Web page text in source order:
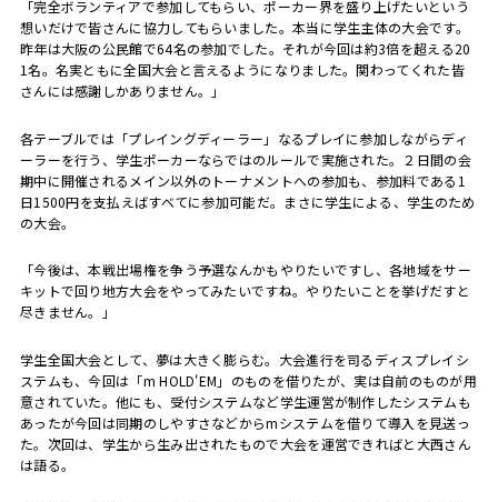
「完全ボランティアで参加してもらい、ポーカー界を盛り上げたいという
想いだけで皆さんに協力してもらいました。本当に学生主体の大会です。
昨年は大阪の公民館で64名の参加でした。それが今回は約3倍を超える20
1名。名実ともに全国大会と言えるようになりました。関わってくれた皆
さんには感謝しかありません。」
各テーブルでは「プレイングディーラー」なるプレイに参加しながらディ
ーラーを行う、学生ポーカーならではのルールで実施された。２日間の会
期中に開催されるメイン以外のトーナメントへの参加も、参加料である1
日1500円を支払えばすべてに参加可能だ。まさに学生による、学生のため
の大会。
「今後は、本戦出場権を争う予選なんかもやりたいですし、各地域をサー
キットで回り地方大会をやってみたいですね。やりたいことを挙げだすと
尽きません。」
学生全国大会として、夢は大きく膨らむ。大会進行を司るディスプレイシ
ステムも、今回は「m HOLD'EM」のものを借りたが、実は自前のものが用
意されていた。他にも、受付システムなど学生運営が制作したシステムも
あったが今回は同期のしやすさなどからmシステムを借りて導入を見送っ
た。次回は、学生から生み出されたもので大会を運営できればと大西さん
は語る。